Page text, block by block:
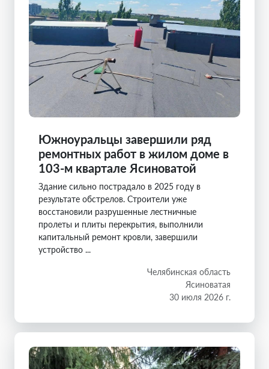
Южноуральцы завершили ряд
ремонтных работ в жилом доме в
103-м квартале Ясиноватой
Здание сильно пострадало в 2025 году в
результате обстрелов. Строители уже
восстановили разрушенные лестничные
пролеты и плиты перекрытия, выполнили
капитальный ремонт кровли, завершили
устройство ...
Челябинская область
Ясиноватая
30 июля 2026 г.